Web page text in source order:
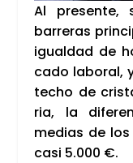
Al pre­sen­te,
barre­ras
igual­dad de
ca­do labo­ral,
techo de
ria, la
medias de
casi 5.000 €.